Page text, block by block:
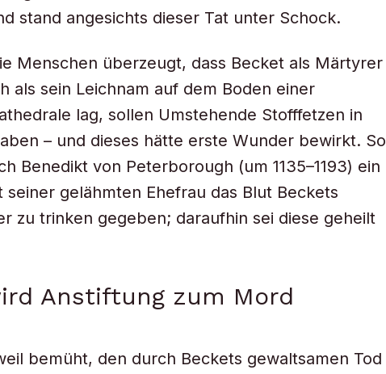
stand angesichts dieser Tat unter Schock.
Menschen überzeugt, dass Becket als Märtyrer
als sein Leichnam auf dem Boden einer
lag, sollen Umstehende Stofffetzen in
– und dieses hätte erste Wunder bewirkt. So
Benedikt von Peterborough (um 1135–1193) ein
seiner gelähmten Ehefrau das Blut Beckets
zu trinken gegeben; daraufhin sei diese geheilt
Anstiftung zum Mord
bemüht, den durch Beckets gewaltsamen Tod